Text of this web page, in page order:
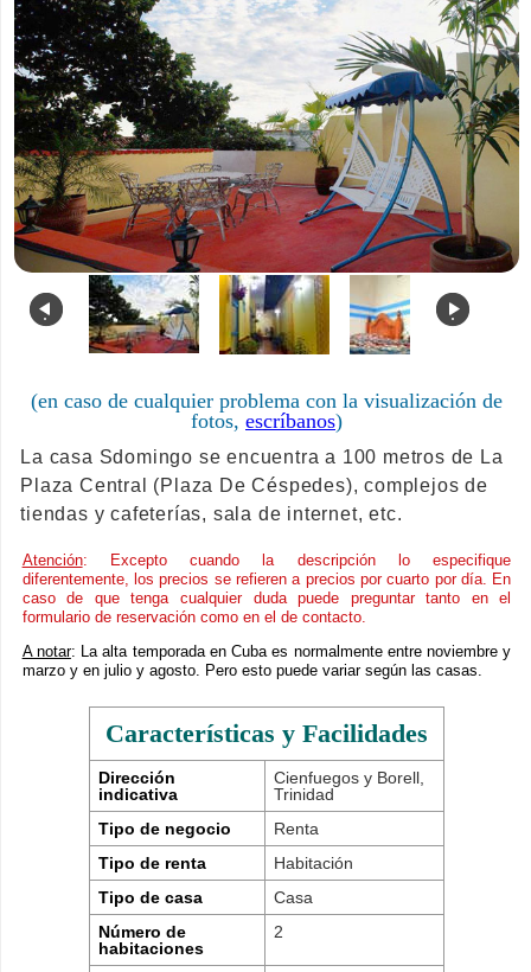
. .
(en caso de cualquier problema con la visualización de
fotos, escríbanos)
La casa Sdomingo se encuentra a 100 metros de La
Plaza Central (Plaza De Céspedes), complejos de
tiendas y cafeterías, sala de internet, etc.
Atención: Excepto cuando la descripción lo especifique
diferentemente, los precios se refieren a precios por cuarto por día. En
caso de que tenga cualquier duda puede preguntar tanto en el
formulario de reservación como en el de contacto.
A notar: La alta temporada en Cuba es normalmente entre noviembre y
marzo y en julio y agosto. Pero esto puede variar según las casas.
Características y Facilidades
Dirección
indicativa
Cienfuegos y Borell,
Trinidad
Tipo de negocio
Renta
Tipo de renta
Habitación
Tipo de casa
Casa
Número de
habitaciones
2